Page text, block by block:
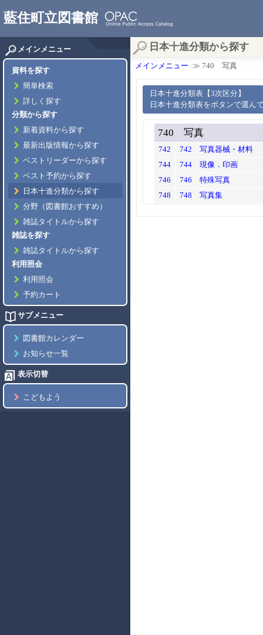
藍住町立図書館
メインメニュー
資料を探す
簡単検索
詳しく探す
分類から探す
新着資料から探す
最新出版情報から探す
ベストリーダーから探す
ベスト予約から探す
日本十進分類から探す
分野（図書館おすすめ）
雑誌タイトルから探す
雑誌を探す
雑誌タイトルから探す
利用照会
利用照会
予約カート
サブメニュー
図書館カレンダー
お知らせ一覧
表示切替
こどもよう
日本十進分類から探す
メインメニュー ≫ 740 写真
日本十進分類表【3次区分】
日本十進分類表をボタンで選ん
740 写真
742
742 写真器械・材料
744
744 現像．印画
746
746 特殊写真
748
748 写真集